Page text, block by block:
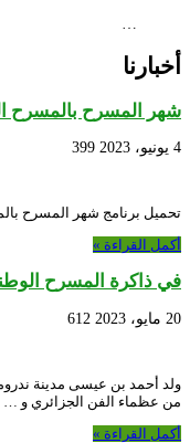
…
أخبارنا
شهر المسرح بالمسرح
4 يونيو، 2023 399
تحميل برنامج شهر المسرح
أكمل القراءة »
في ذاكرة المسرح
20 مايو، 2023 612
من عظماء الفن الجزائري و …
أكمل القراءة »